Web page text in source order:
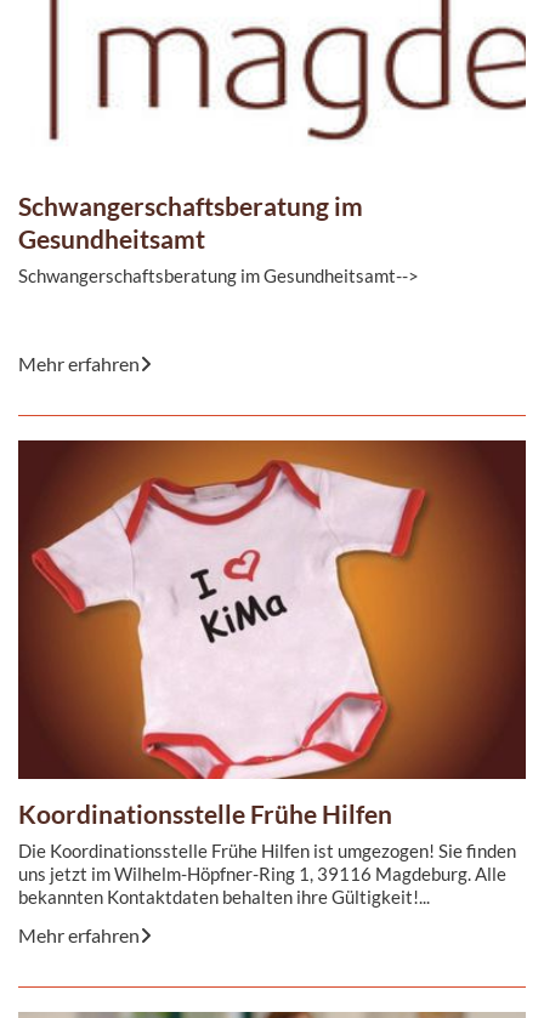
Schwangerschaftsberatung im
Gesundheitsamt
Schwangerschaftsberatung im Gesundheitsamt-->
Schwangerschaft erwarten, aber sind auch ...
Mehr erfahren
Koordinationsstelle Frühe Hilfen
Die Koordinationsstelle Frühe Hilfen ist umgezogen! Sie finden
uns jetzt im Wilhelm-Höpfner-Ring 1, 39116 Magdeburg. Alle
bekannten Kontaktdaten behalten ihre Gültigkeit!...
Mehr erfahren